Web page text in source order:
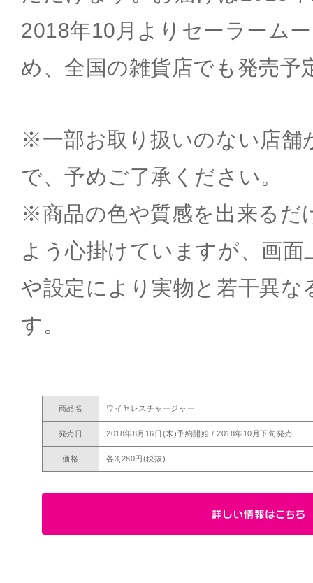
2018年10月よりセーラーム
め、全国の雑貨店でも発売予
※一部お取り扱いのない店舗
で、予めご了承ください。
※商品の色や質感を出来るだ
よう心掛けていますが、画
や設定により実物と若干異な
す。
商品名 ワイヤレスチャージャー
発売日 2018年8月16日(木)予約開始 / 2018年10月下旬発売
価格 各3,280円(税抜)